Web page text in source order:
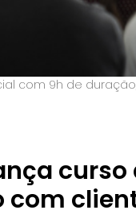
com 9h de
com